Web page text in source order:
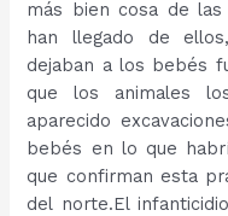
más bien cosa de
han llegado de
dejaban a los bebés
que los animales
aparecido
bebés en lo que
que confirman esta
del norte.El